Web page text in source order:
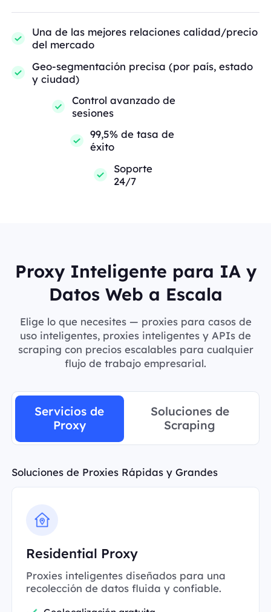
Una de las mejores relaciones calidad/precio
del mercado
Geo-segmentación precisa (por país, estado
y ciudad)
Control avanzado de
sesiones
99,5% de tasa de
éxito
Soporte
24/7
Proxy Inteligente para IA y
Datos Web a Escala
Elige lo que necesites — proxies para casos de
uso inteligentes, proxies inteligentes y APIs de
scraping con precios escalables para cualquier
flujo de trabajo empresarial.
Servicios de
Proxy
Soluciones de
Scraping
Soluciones de Proxies Rápidas y Grandes
Residential Proxy
Proxies inteligentes diseñados para una
recolección de datos fluida y confiable.